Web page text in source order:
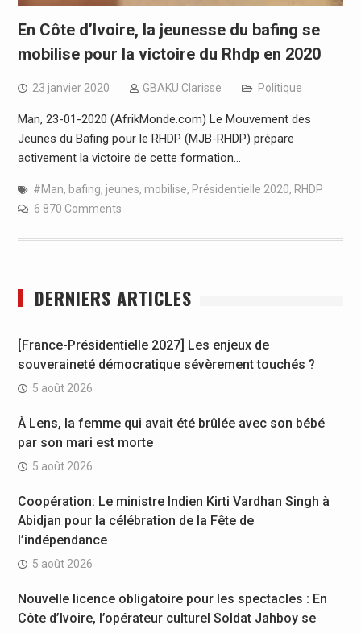
En Côte d’Ivoire, la jeunesse du bafing se
mobilise pour la victoire du Rhdp en 2020
23 janvier 2020 GBAKU Clarisse Politique
Man, 23-01-2020 (AfrikMonde.com) Le Mouvement des
Jeunes du Bafing pour le RHDP (MJB-RHDP) prépare
activement la victoire de cette formation…
#Man, bafing, jeunes, mobilise, Présidentielle 2020, RHDP
6 870 Comments
DERNIERS ARTICLES
[France-Présidentielle 2027] Les enjeux de
souveraineté démocratique sévèrement touchés ?
5 août 2026
À Lens, la femme qui avait été brûlée avec son bébé
par son mari est morte
5 août 2026
Coopération: Le ministre Indien Kirti Vardhan Singh à
Abidjan pour la célébration de la Fête de
l’indépendance
5 août 2026
Nouvelle licence obligatoire pour les spectacles : En
Côte d’Ivoire, l’opérateur culturel Soldat Jahboy se